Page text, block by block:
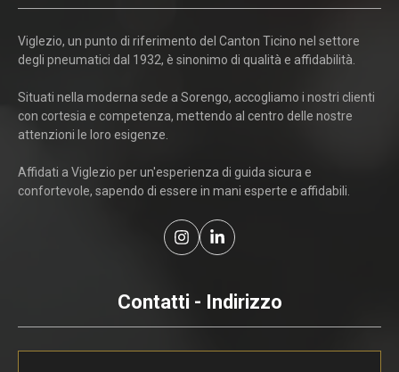
Viglezio, un punto di riferimento del Canton Ticino nel settore
degli pneumatici dal 1932, è sinonimo di qualità e affidabilità.
Situati nella moderna sede a Sorengo, accogliamo i nostri clienti
con cortesia e competenza, mettendo al centro delle nostre
attenzioni le loro esigenze.
Affidati a Viglezio per un'esperienza di guida sicura e
confortevole, sapendo di essere in mani esperte e affidabili.
Contatti - Indirizzo